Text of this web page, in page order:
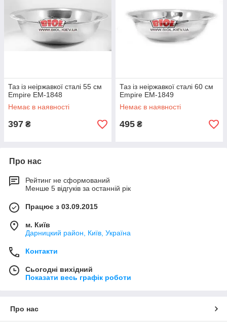
Таз із неіржавкої сталі 55 см
Empire EM-1848
Немає в наявності
397 ₴
Таз із неіржавкої сталі 60 см
Empire EM-1849
Немає в наявності
495 ₴
Про нас
Рейтинг не сформований
Менше 5 відгуків за останній рік
Працює з 03.09.2015
м. Київ
Дарницкий район, Київ, Україна
Контакти
Сьогодні вихідний
Показати весь графік роботи
Про нас